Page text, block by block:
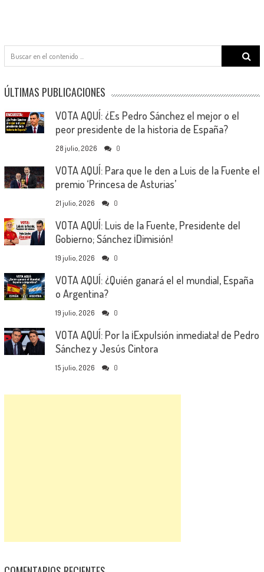
Search
ÚLTIMAS PUBLICACIONES
VOTA AQUÍ: ¿Es Pedro Sánchez el mejor o el
peor presidente de la historia de España?
28 julio, 2026 0
VOTA AQUÍ: Para que le den a Luis de la Fuente el
premio ‘Princesa de Asturias’
21 julio, 2026 0
VOTA AQUÍ: Luis de la Fuente, Presidente del
Gobierno; Sánchez ¡Dimisión!
19 julio, 2026 0
VOTA AQUÍ: ¿Quién ganará el el mundial, España
o Argentina?
19 julio, 2026 0
VOTA AQUÍ: Por la ¡Expulsión inmediata! de Pedro
Sánchez y Jesús Cintora
15 julio, 2026 0